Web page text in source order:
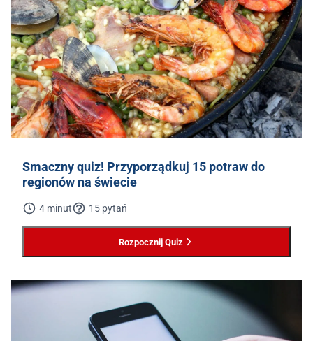
Smaczny quiz! Przyporządkuj 15 potraw do
regionów na świecie
4 minut 15 pytań
Rozpocznij Quiz